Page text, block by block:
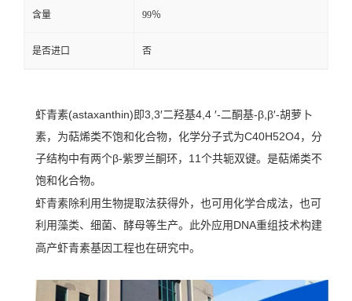
含量 99％
是否进口 否
虾青素(astaxanthin)即3,3′二羟基4,4 ′-二酮基-β,β′-胡萝卜
素，为萜烯类不饱和化合物，化学分子式为C40H52O4，分
子结构中有两个β-紫罗兰酮环，11个共轭双键。 是萜烯类不
饱和化合物。
虾青素除利用生物提取法获得外，也可用化学合成法，也可
利用藻类、细菌、酵母等生产。此外应用DNA重组技术构建
高产虾青素基因工程也在研究中。